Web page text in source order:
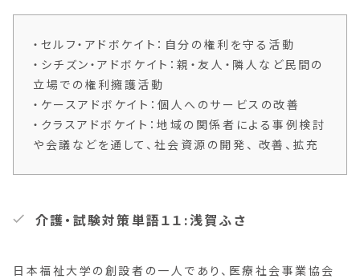
・セルフ・アドボケイト：自分の権利を守る活動
・シチズン・アドボケイト：親・友人・隣人など民間の
立場での権利擁護活動
・ケースアドボケイト：個人へのサービスの改善
・クラスアドボケイト：地域の関係者による事例検討
や会議などを通して、社会資源の開発、 改善、拡充
介護・試験対策単語１１:浅賀ふさ
日本福祉大学の創設者の一人であり、医療社会事業協会